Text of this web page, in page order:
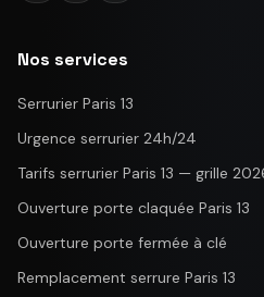
Nos services
Serrurier Paris 13
Urgence serrurier 24h/24
Tarifs serrurier Paris 13 — grille
Ouverture porte claquée Paris 13
Ouverture porte fermée à clé
Remplacement serrure Paris 13